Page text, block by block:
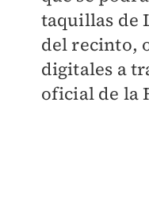
taquillas de
del recinto,
digitales a
oficial de la